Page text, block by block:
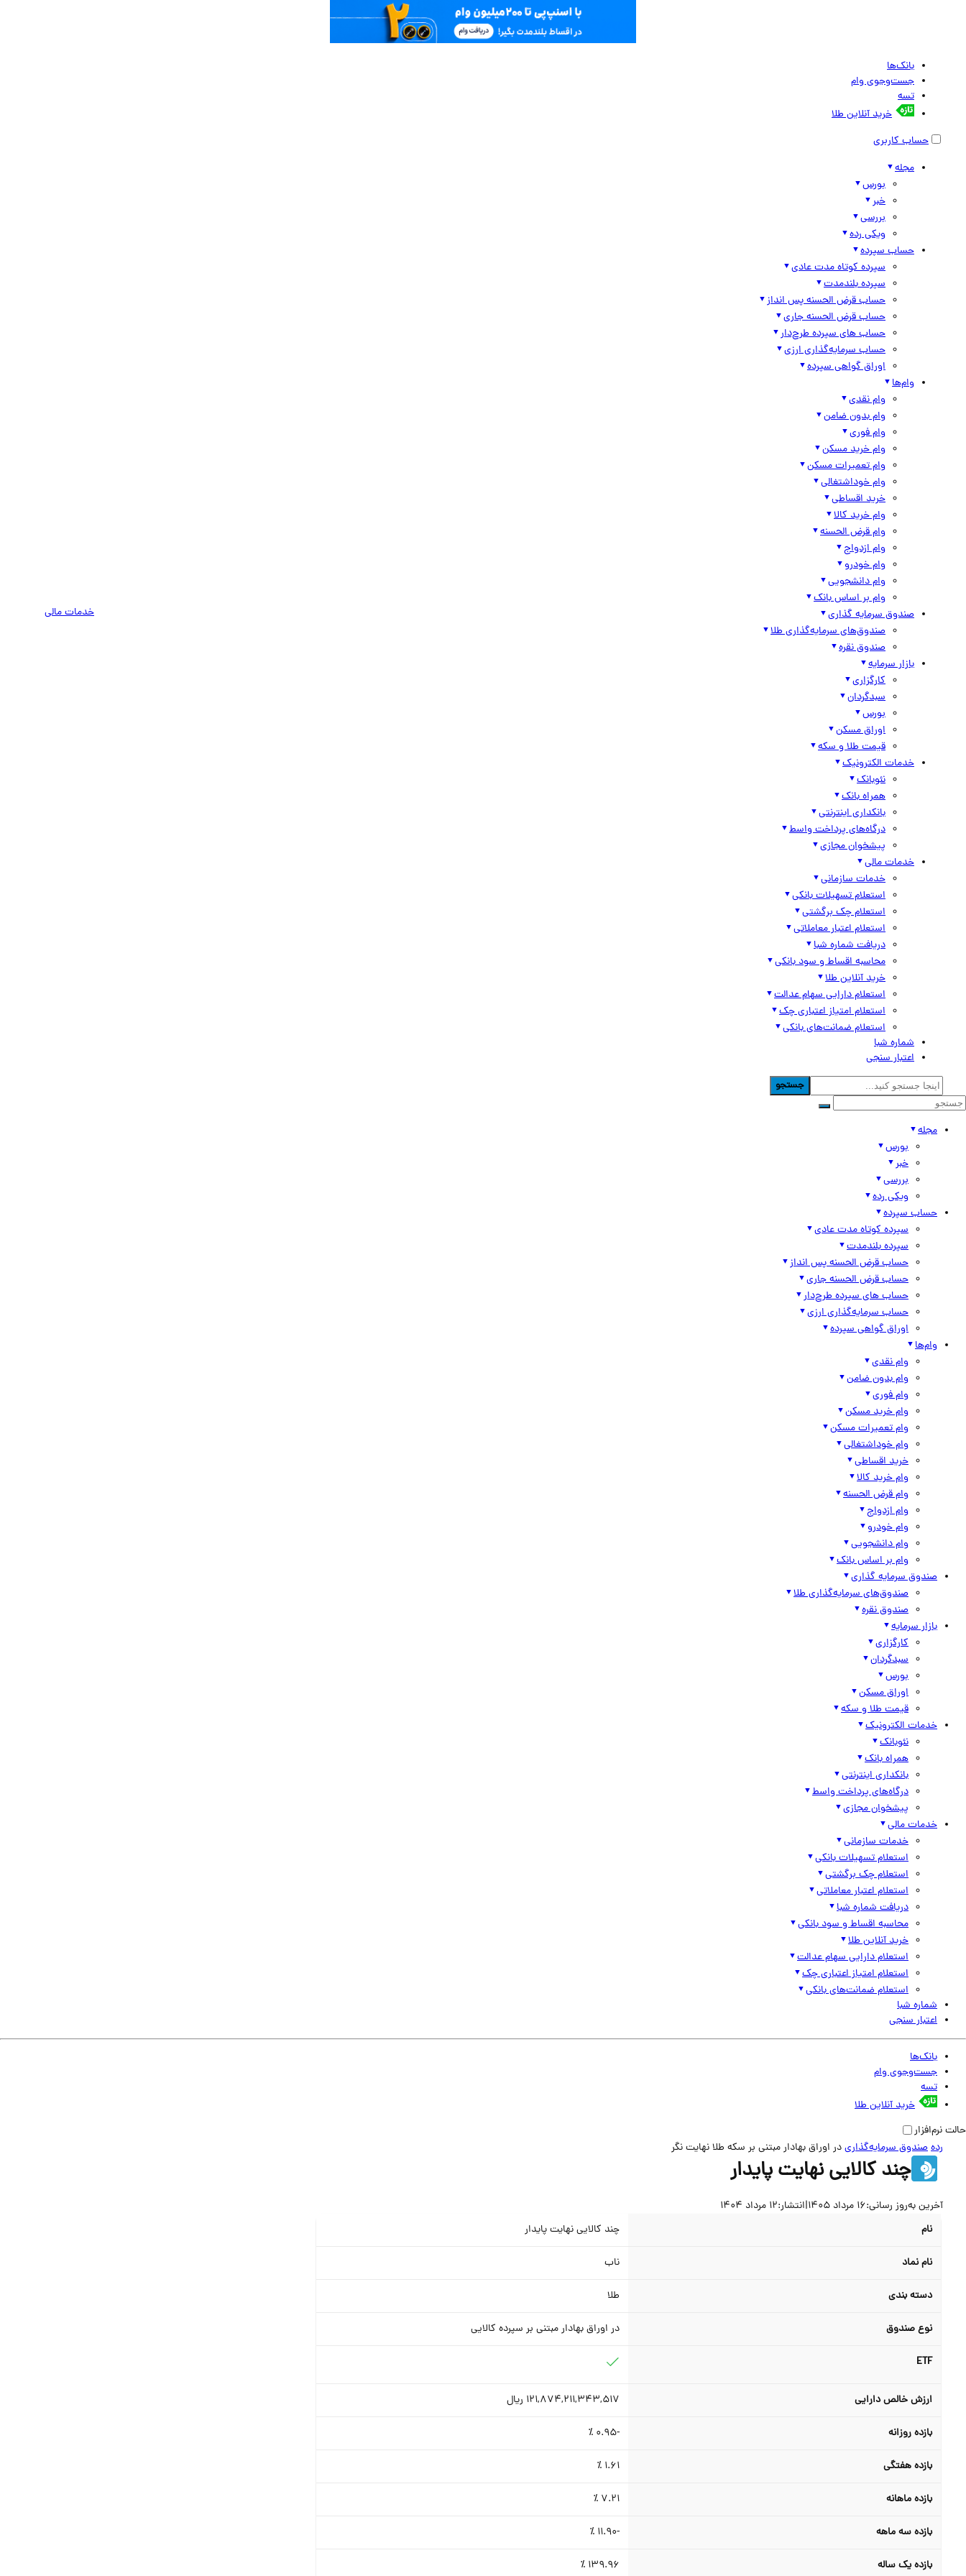
بانک‌ها
جست‌وجوی وام
تسه
خرید آنلاین طلا
حساب کاربری
مجله
بورس
خبر
بررسی
ویکی رده
حساب سپرده
سپرده کوتاه مدت عادی
سپرده بلندمدت
حساب قرض الحسنه پس انداز
حساب قرض الحسنه جاری
حساب های سپرده طرح‌دار
حساب سرمایه‌گذاری ارزی
اوراق گواهی سپرده
وام‌ها
وام نقدی
وام بدون ضامن
وام فوری
وام خرید مسکن
وام تعمیرات مسکن
وام خوداشتغالی
خرید اقساطی
وام خرید کالا
وام قرض الحسنه
وام ازدواج
وام خودرو
وام دانشجویی
وام بر اساس بانک
صندوق سرمایه گذاری
صندوق‌های سرمایه‌گذاری طلا
صندوق نقره
بازار سرمایه
کارگزاری
سبدگردان
بورس
اوراق مسکن
قیمت طلا و سکه
خدمات الکترونیک
نئوبانک
همراه بانک
بانکداری اینترنتی
درگاه‌های پرداخت واسط
پیشخوان مجازی
خدمات مالی
خدمات سازمانی
استعلام تسهیلات بانکی
استعلام چک برگشتی
استعلام اعتبار معاملاتی
دریافت شماره شبا
محاسبه اقساط و سود بانکی
خرید آنلاین طلا
استعلام دارایی سهام عدالت
استعلام امتیاز اعتباری چک
استعلام ضمانت‌های بانکی
شماره شبا
اعتبار سنجی
خدمات مالی
جستجو
مجله
بورس
خبر
بررسی
ویکی رده
حساب سپرده
سپرده کوتاه مدت عادی
سپرده بلندمدت
حساب قرض الحسنه پس انداز
حساب قرض الحسنه جاری
حساب های سپرده طرح‌دار
حساب سرمایه‌گذاری ارزی
اوراق گواهی سپرده
وام‌ها
وام نقدی
وام بدون ضامن
وام فوری
وام خرید مسکن
وام تعمیرات مسکن
وام خوداشتغالی
خرید اقساطی
وام خرید کالا
وام قرض الحسنه
وام ازدواج
وام خودرو
وام دانشجویی
وام بر اساس بانک
صندوق سرمایه گذاری
صندوق‌های سرمایه‌گذاری طلا
صندوق نقره
بازار سرمایه
کارگزاری
سبدگردان
بورس
اوراق مسکن
قیمت طلا و سکه
خدمات الکترونیک
نئوبانک
همراه بانک
بانکداری اینترنتی
درگاه‌های پرداخت واسط
پیشخوان مجازی
خدمات مالی
خدمات سازمانی
استعلام تسهیلات بانکی
استعلام چک برگشتی
استعلام اعتبار معاملاتی
دریافت شماره شبا
محاسبه اقساط و سود بانکی
خرید آنلاین طلا
استعلام دارایی سهام عدالت
استعلام امتیاز اعتباری چک
استعلام ضمانت‌های بانکی
شماره شبا
اعتبار سنجی
بانک‌ها
جست‌وجوی وام
تسه
خرید آنلاین طلا
حالت نرم‌افزار
ردهصندوق سرمایه‌گذاریدر اوراق بهادار مبتنی بر سکه طلا نهایت نگر
چند کالایی نهایت پایدار
آخرین به‌روز رسانی:16 مرداد 1405 |انتشار:12 مرداد 1404
نام
چند کالایی نهایت پایدار
نام نماد ناب
دسته بندی طلا
نوع صندوق در اوراق بهادار مبتنی بر سپرده کالایی
ETF
ارزش خالص دارایی 121,874,211,343,517 ریال
بازده روزانه -0.95 ٪
بازده هفتگی 1.61 ٪
بازده ماهانه 7.21 ٪
بازده سه ماهه -11.90 ٪
بازده یک ساله 139.96 ٪